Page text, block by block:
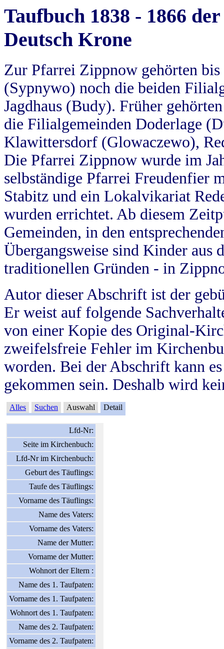
Taufbuch 1838 - 1866
Deutsch Krone
Zur Pfarrei Zippnow gehörten
(Sypnywo) noch die beiden
Jagdhaus (Budy). Früher
die Filialgemeinden Doderlage
Klawittersdorf (Glowaczewo),
Die Pfarrei Zippnow wurde im
selbständige Pfarrei Freudenfier
Stabitz und ein Lokalvikariat
wurden errichtet. Ab diesem
Gemeinden, in den
Übergangsweise sind Kinder aus
traditionellen Gründen - in
Autor dieser Abschrift ist der
Er weist auf folgende
von einer Kopie des Original-
zweifelsfreie Fehler im
worden. Bei der Abschrift kann
gekommen sein. Deshalb wird
Alles Suchen Auswahl Detail
Lfd-Nr:
Seite im Kirchenbuch:
Lfd-Nr im Kirchenbuch:
Geburt des Täuflings:
Taufe des Täuflings:
Vorname des Täuflings:
Name des Vaters:
Vorname des Vaters:
Name der Mutter:
Vorname der Mutter:
Wohnort der Eltern :
Name des 1. Taufpaten:
Vorname des 1. Taufpaten:
Wohnort des 1. Taufpaten:
Name des 2. Taufpaten:
Vorname des 2. Taufpaten: